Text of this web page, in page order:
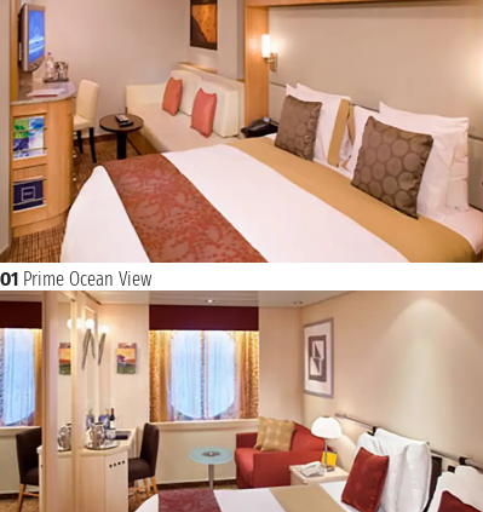
O1 Prime Ocean View